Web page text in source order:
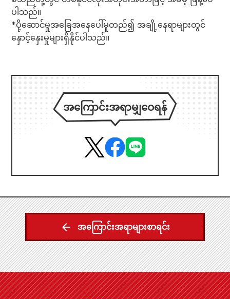
ပါသည်။
*ပို့ဆောင်မှုအခြေအနေပေါ်မူတည်၍ အချို့နေရာများတွင်
နှောင့်နှေးမှုများရှိနိုင်ပါသည်။
အကြောင်းအရာမျှဝေရန်
အကြောင်းအရာများစာရင်း